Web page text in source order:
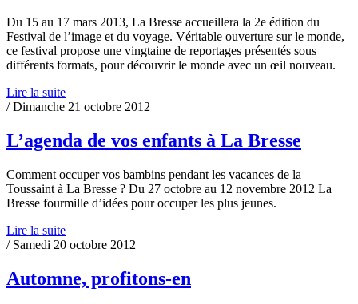
Du 15 au 17 mars 2013, La Bresse accueillera la 2e édition du
Festival de l’image et du voyage. Véritable ouverture sur le monde,
ce festival propose une vingtaine de reportages présentés sous
différents formats, pour découvrir le monde avec un œil nouveau.
Lire la suite
/ Dimanche 21 octobre 2012
L’agenda de vos enfants à La Bresse
Comment occuper vos bambins pendant les vacances de la
Toussaint à La Bresse ? Du 27 octobre au 12 novembre 2012 La
Bresse fourmille d’idées pour occuper les plus jeunes.
Lire la suite
/ Samedi 20 octobre 2012
Automne, profitons-en